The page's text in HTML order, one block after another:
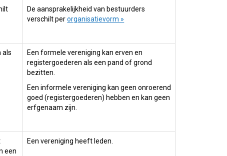
De aansprakelijkheid van bestuurders
verschilt perorganisatievorm »
als
Een formele vereniging kan erven en
registergoederen als een pand of grond
bezitten.
Een informele vereniging kan geen onroerend
goed (registergoederen) hebben en kan geen
erfgenaam zijn.
een
Een vereniging heeft leden.